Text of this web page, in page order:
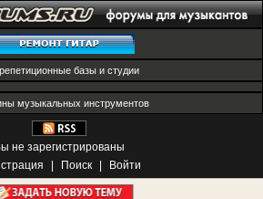
базы и студии
музыкальных инструментов
не зарегистрированы
Поиск Войти